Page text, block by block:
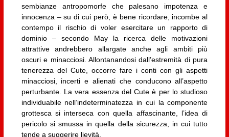
sembianze antropomorfe che palesano impotenza e
innocenza – su di cui però, è bene ricordare, incombe al
contempo il rischio di voler esercitare un rapporto di
dominio – secondo May la ricerca delle motivazioni
attrattive andrebbero allargate anche agli ambiti più
oscuri e minacciosi. Allontanandosi dall’estremità di pura
tenerezza del Cute, occorre fare i conti con gli aspetti
minacciosi, incerti e alienati che conducono all’aspetto
perturbante. La vera essenza del Cute è per lo studioso
individuabile nell’indeterminatezza in cui la componente
grottesca si interseca con quella affascinante, l’idea di
pericolo si smussa in quella della sicurezza, in cui tutto
tende a suggerire lievità.